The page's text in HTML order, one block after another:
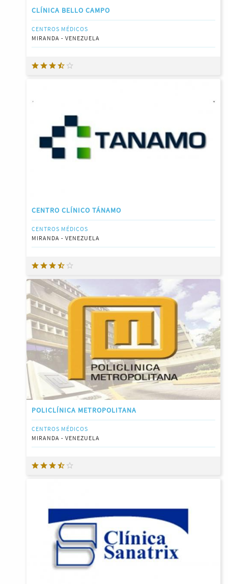
CLÍNICA BELLO CAMPO
CENTROS MÉDICOS
MIRANDA - VENEZUELA
CENTRO CLÍNICO TÁNAMO
CENTROS MÉDICOS
MIRANDA - VENEZUELA
POLICLÍNICA METROPOLITANA
CENTROS MÉDICOS
MIRANDA - VENEZUELA